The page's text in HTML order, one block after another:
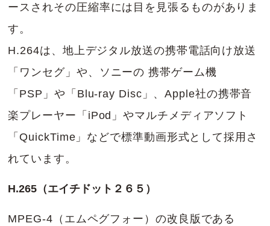
ースされその圧縮率には目を見張るものがありま
す。
H.264は、地上デジタル放送の携帯電話向け放送
「ワンセグ」や、ソニーの 携帯ゲーム機
「PSP」や「Blu-ray Disc」、Apple社の携帯音
楽プレーヤー「iPod」やマルチメディアソフト
「QuickTime」などで標準動画形式として採用さ
れています。
H.265（エイチドット２６５）
MPEG-4（エムペグフォー）の改良版である